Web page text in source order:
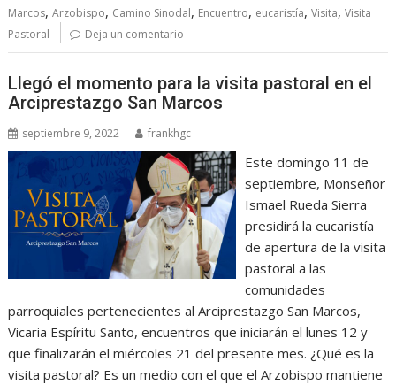
Marcos,Arzobispo, Camino Sinodal, Encuentro, eucaristía,Visita,Visita
Pastoral
Deja un comentario
Llegó el momento para la visita pastoral en el
Arciprestazgo San Marcos
septiembre 9, 2022 frankhgc
Este domingo 11 de
septiembre, Monseñor
Ismael Rueda Sierra
presidirá la eucaristía
de apertura de la visita
pastoral a las
comunidades
parroquiales pertenecientes al Arciprestazgo San Marcos,
Vicaria Espíritu Santo, encuentros que iniciarán el lunes 12 y
que finalizarán el miércoles 21 del presente mes. ¿Qué es la
visita pastoral? Es un medio con el que el Arzobispo mantiene